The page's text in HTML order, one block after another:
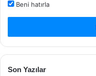
Beni hatırla
Son Yazılar